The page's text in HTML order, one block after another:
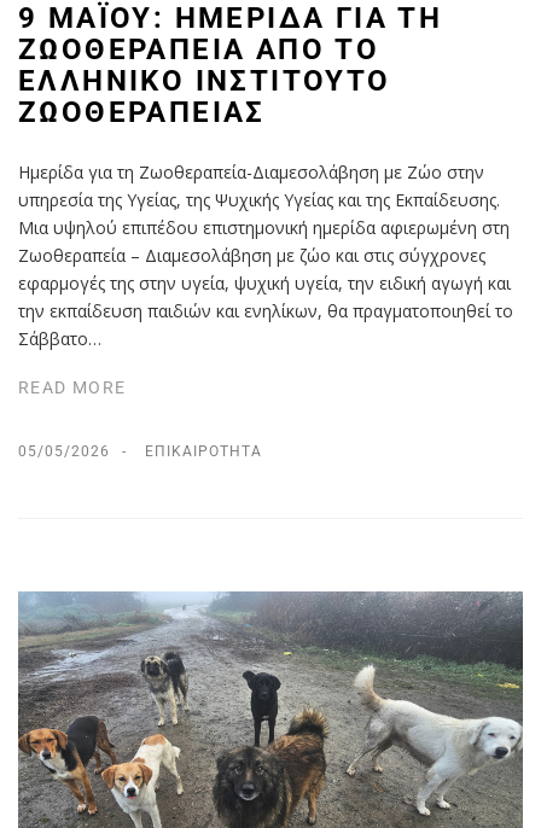
9 ΜΑΪ́ΟΥ: ΗΜΕΡΊΔΑ ΓΙΑ ΤΗ
ΖΩΟΘΕΡΑΠΕΊΑ ΑΠΌ ΤΟ
ΕΛΛΗΝΙΚΌ ΙΝΣΤΙΤΟΎΤΟ
ΖΩΟΘΕΡΑΠΕΊΑΣ
Ημερίδα για τη Ζωοθεραπεία-Διαμεσολάβηση με Ζώο στην
υπηρεσία της Υγείας, της Ψυχικής Υγείας και της Εκπαίδευσης.
Μια υψηλού επιπέδου επιστημονική ημερίδα αφιερωμένη στη
Ζωοθεραπεία – Διαμεσολάβηση με ζώο και στις σύγχρονες
εφαρμογές της στην υγεία, ψυχική υγεία, την ειδική αγωγή και
την εκπαίδευση παιδιών και ενηλίκων, θα πραγματοποιηθεί το
Σάββατο…
READ MORE
05/05/2026 ΕΠΙΚΑΙΡΌΤΗΤΑ